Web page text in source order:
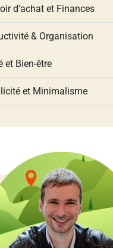
d'achat et Finances
& Organisation
et Bien-être
et Minimalisme